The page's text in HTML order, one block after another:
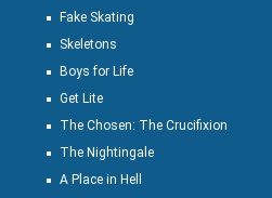
Fake Skating
Skeletons
Boys for Life
Get Lite
The Chosen: The Crucifixion
The Nightingale
A Place in Hell